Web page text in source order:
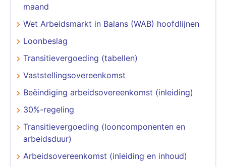
maand
Wet Arbeidsmarkt in Balans (WAB) hoofdlijnen
Loonbeslag
Transitievergoeding (tabellen)
Vaststellingsovereenkomst
Beëindiging arbeidsovereenkomst (inleiding)
30%-regeling
Transitievergoeding (looncomponenten en
arbeidsduur)
Arbeidsovereenkomst (inleiding en inhoud)